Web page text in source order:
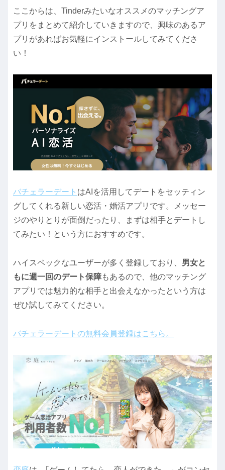
ここからは、Tinderみたいなオススメのマッチングア
プリをまとめて紹介していきますので、興味のあるア
プリがあればお気軽にインストールしてみてくださ
い！
バチェラーデート はAIを活用してデートをセッティン
グしてくれる新しい恋活・婚活アプリです。メッセー
ジのやりとりが面倒だったり、まずは相手とデートし
てみたい！という方におすすめです。
ハイスペックなユーザーが多く登録しており、 男女と
もに週一回のデート保障もあるので、他のマッチング
アプリでは魅力的な相手と出会えなかったという方は
ぜひ試してみてください。
バチェラーデートの無料会員登録はこちら。